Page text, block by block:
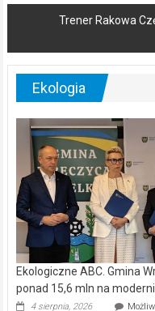
Trener Rakowa
Ekologia
Ekologiczne ABC. Gmina
ponad 15,6 mln na
4 sierpnia, 2026